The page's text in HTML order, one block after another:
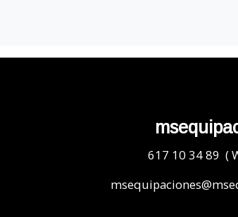
617 10 34 89 (